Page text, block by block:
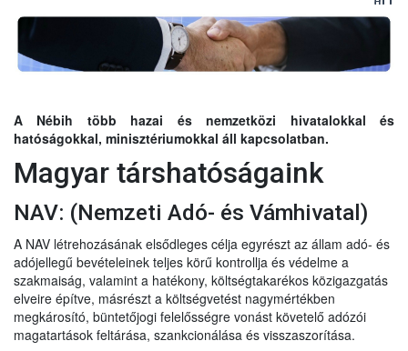
A Nébih több hazai és nemzetközi hivatalokkal és
hatóságokkal, minisztériumokkal áll kapcsolatban.
Magyar társhatóságaink
NAV: (Nemzeti Adó- és Vámhivatal)
A NAV létrehozásának elsődleges célja egyrészt az állam adó- és
adójellegű bevételeinek teljes körű kontrollja és védelme a
szakmaiság, valamint a hatékony, költségtakarékos közigazgatás
elveire építve, másrészt a költségvetést nagymértékben
megkárosító, büntetőjogi felelősségre vonást követelő adózói
magatartások feltárása, szankcionálása és visszaszorítása.